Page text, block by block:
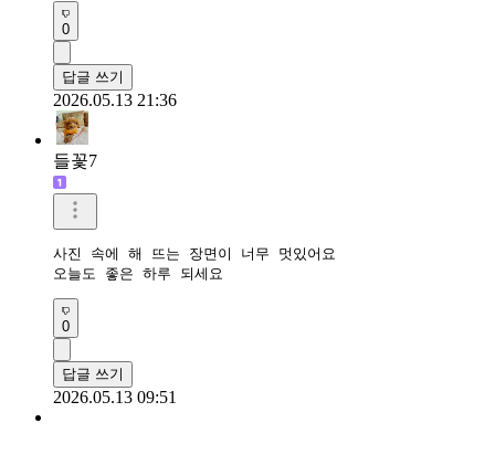
0
답글 쓰기
2026.05.13 21:36
들꽃7
사진 속에 해 뜨는 장면이 너무 멋있어요
오늘도 좋은 하루 되세요
0
답글 쓰기
2026.05.13 09:51